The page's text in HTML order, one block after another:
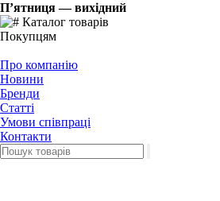
П’ятниця — вихідний
Каталог товарів
Покупцям
Про компанію
Новини
Бренди
Статті
Умови співпраці
Контакти